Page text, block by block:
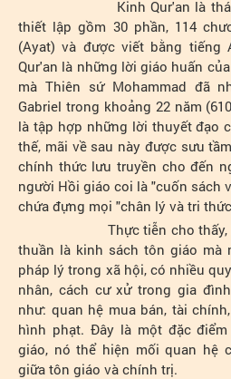
Kinh Qur'an là thánh
thiết lập gồm 30 phần, 114
(Ayat) và được viết bằng tiếng
Qur'an là những lời giáo huấn
mà Thiên sứ Mohammad đã
Gabriel trong khoảng 22 năm
là tập hợp những lời thuyết đạo
thế, mãi về sau này được sưu
chính thức lưu truyền cho đến
người Hồi giáo coi là "cuốn sách
chứa đựng mọi "chân lý và tri
Thực tiễn cho thấy,
thuần là kinh sách tôn giáo mà
pháp lý trong xã hội, có nhiều
nhân, cách cư xử trong gia
như: quan hệ mua bán, tài
hình phạt. Đây là một đặc
giáo, nó thể hiện mối quan hệ
giữa tôn giáo và chính trị.